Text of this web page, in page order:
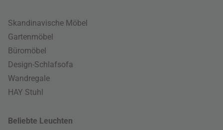
Skandinavische Möbel
Gartenmöbel
Büromöbel
Design-Schlafsofa
Wandregale
HAY Stuhl
Beliebte Leuchten